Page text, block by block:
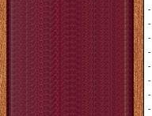
-
-
-
-
-
-
-
-